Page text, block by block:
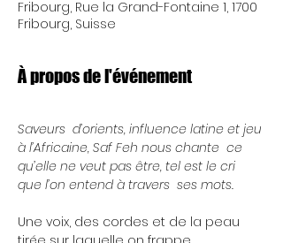
Fribourg, Rue la Grand-Fontaine 1, 1700
Fribourg, Suisse
À propos de l'événement
Saveurs  d’orients, influence latine et jeu
à l’Africaine, Saf Feh nous chante  ce
qu’elle ne veut pas être, tel est le cri
que l’on entend à travers  ses mots.
Une voix, des cordes et de la peau